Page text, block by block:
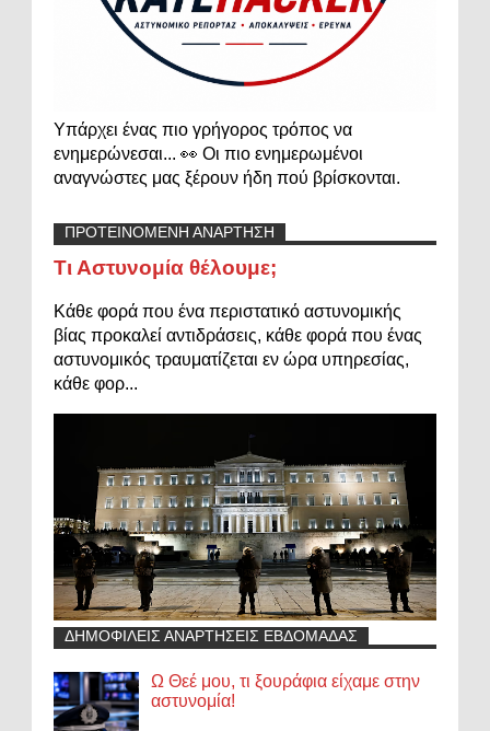
Υπάρχει ένας πιο γρήγορος τρόπος να
ενημερώνεσαι... 👀 Οι πιο ενημερωμένοι
αναγνώστες μας ξέρουν ήδη πού βρίσκονται.
ΠΡΟΤΕΙΝΟΜΕΝΗ ΑΝΑΡΤΗΣΗ
Τι Αστυνομία θέλουμε;
Κάθε φορά που ένα περιστατικό αστυνομικής
βίας προκαλεί αντιδράσεις, κάθε φορά που ένας
αστυνομικός τραυματίζεται εν ώρα υπηρεσίας,
κάθε φορ...
ΔΗΜΟΦΙΛΕΙΣ ΑΝΑΡΤΗΣΕΙΣ ΕΒΔΟΜΑΔΑΣ
Ω Θεέ μου, τι ξουράφια είχαμε στην
αστυνομία!